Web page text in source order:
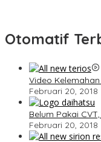
Otomatif
Video
Februari 20, 2018
Belum Pakai
Februari 20, 2018